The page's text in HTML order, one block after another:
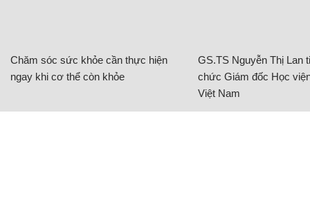
Chăm sóc sức khỏe cần thực hiện
ngay khi cơ thể còn khỏe
GS.TS Nguyễn Thị Lan
chức Giám đốc Học
Việt Nam